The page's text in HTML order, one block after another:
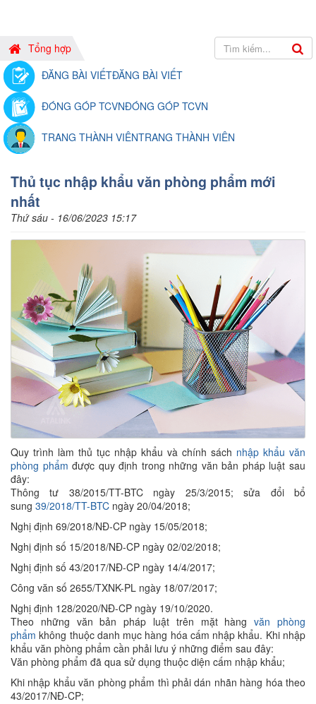
Tổng hợp
ĐĂNG BÀI VIẾTĐĂNG BÀI VIẾT
ĐÓNG GÓP TCVNĐÓNG GÓP TCVN
TRANG THÀNH VIÊNTRANG THÀNH VIÊN
Thủ tục nhập khẩu văn phòng phẩm mới
nhất
Thứ sáu - 16/06/2023 15:17
Quy trình làm thủ tục nhập khẩu và chính sách nhập khẩu văn
phòng phẩmđược quy định trong những văn bản pháp luật sau
đây:
Thông tư 38/2015/TT-BTC ngày 25/3/2015; sửa đổi bổ
sung 39/2018/TT-BTC ngày 20/04/2018;
Nghị định 69/2018/NĐ-CP ngày 15/05/2018;
Nghị định số 15/2018/NĐ-CP ngày 02/02/2018;
Nghị định số 43/2017/NĐ-CP ngày 14/4/2017;
Công văn số 2655/TXNK-PL ngày 18/07/2017;
Nghị định 128/2020/NĐ-CP ngày 19/10/2020.
Theo những văn bản pháp luật trên mặt hàngvăn phòng
phẩmkhông thuộc danh mục hàng hóa cấm nhập khẩu. Khi nhập
khẩu văn phòng phẩm cần phải lưu ý những điểm sau đây:
Văn phòng phẩm đã qua sử dụng thuộc diện cấm nhập khẩu;
Khi nhập khẩu văn phòng phẩm thì phải dán nhãn hàng hóa theo
43/2017/NĐ-CP;